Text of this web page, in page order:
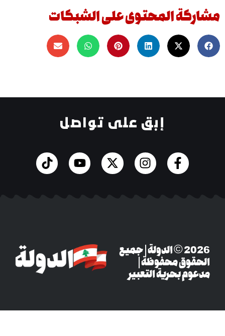
المحتوى على الشبكات
إبق على تواصل
‎© 2026 الدولة | جميع
محفوظة |
بحرية التعبير